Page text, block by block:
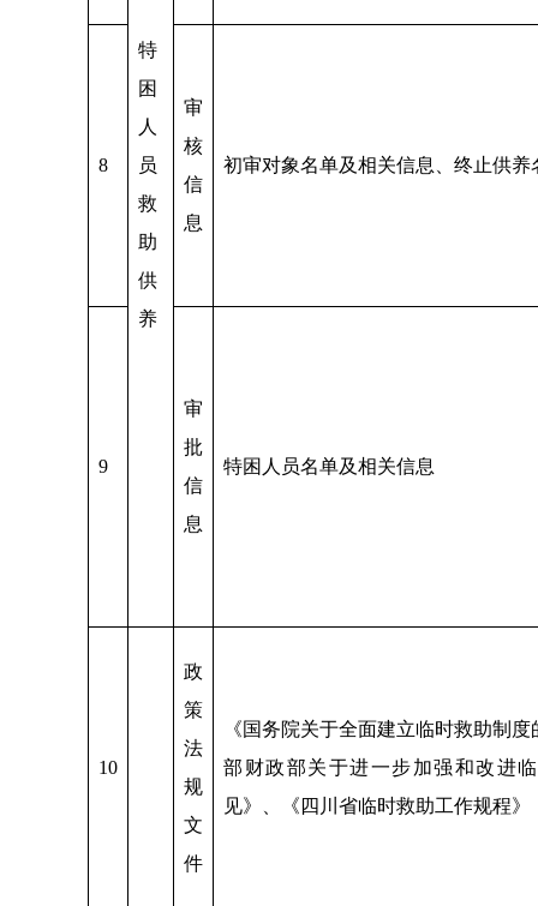
特
困
人
员
救
助
供
养
8
审
核
信
息
初审对象名单及相关信息、终止供养
9
审
批
信
息
特困人员名单及相关信息
10
政
策
法
规
文
件
《国务院关于全面建立临时救助制
部财政部关于进一步加强和改进
见》、《四川省临时救助工作规程》